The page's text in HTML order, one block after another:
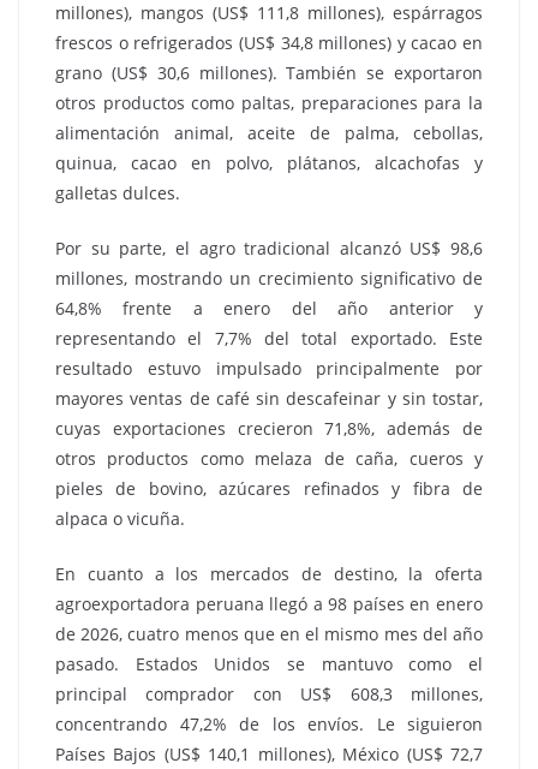
millones), mangos (US$ 111,8 millones), espárragos
frescos o refrigerados (US$ 34,8 millones) y cacao en
grano (US$ 30,6 millones). También se exportaron
otros productos como paltas, preparaciones para la
alimentación animal, aceite de palma, cebollas,
quinua, cacao en polvo, plátanos, alcachofas y
galletas dulces.
Por su parte, el agro tradicional alcanzó US$ 98,6
millones, mostrando un crecimiento significativo de
64,8% frente a enero del año anterior y
representando el 7,7% del total exportado. Este
resultado estuvo impulsado principalmente por
mayores ventas de café sin descafeinar y sin tostar,
cuyas exportaciones crecieron 71,8%, además de
otros productos como melaza de caña, cueros y
pieles de bovino, azúcares refinados y fibra de
alpaca o vicuña.
En cuanto a los mercados de destino, la oferta
agroexportadora peruana llegó a 98 países en enero
de 2026, cuatro menos que en el mismo mes del año
pasado. Estados Unidos se mantuvo como el
principal comprador con US$ 608,3 millones,
concentrando 47,2% de los envíos. Le siguieron
Países Bajos (US$ 140,1 millones), México (US$ 72,7